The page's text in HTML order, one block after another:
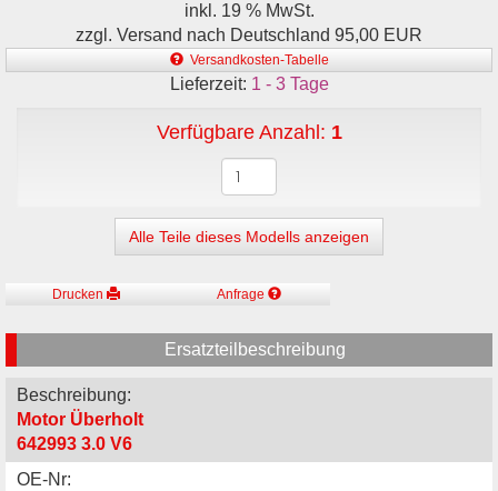
inkl. 19 % MwSt.
zzgl. Versand nach Deutschland 95,00 EUR
Versandkosten-Tabelle
Lieferzeit: 1 - 3 Tage
Verfügbare Anzahl: 1
Alle Teile dieses Modells anzeigen
Drucken Anfrage
Ersatzteilbeschreibung
Beschreibung:
Motor Überholt
642993 3.0 V6
OE-Nr: